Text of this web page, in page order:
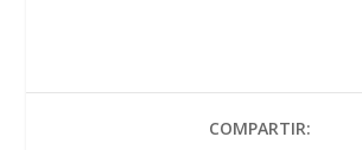
COMPARTIR: